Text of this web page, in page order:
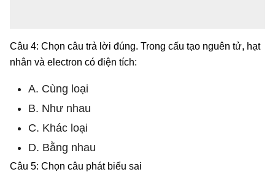
Câu 4: Chọn câu trả lời đúng. Trong cấu tạo nguên tử, hạt
nhân và electron có điện tích:
A. Cùng loại
B. Như nhau
C. Khác loại
D. Bằng nhau
Câu 5: Chọn câu phát biểu sai